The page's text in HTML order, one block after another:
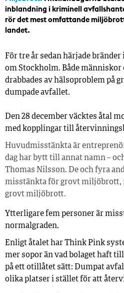
inblandning i kriminell
rör det mest omfattande
landet.
För tre år sedan härjade
om Stockholm. Både
drabbades av hälsoproblem på
dumpade avfallet.
Den 28 december väcktes åtal
med kopplingar till
Huvudmisstänkta är
dag har bytt till annat namn –
Thomas Nilsson. De och fyra
misstänkta för grovt miljöbrott,
grovt miljöbrott.
Ytterligare fem personer är
normalgraden.
Enligt åtalet har Think Pink
mer sopor än vad bolaget haft
på ett otillåtet sätt: Dumpat
olika platser i stället för att